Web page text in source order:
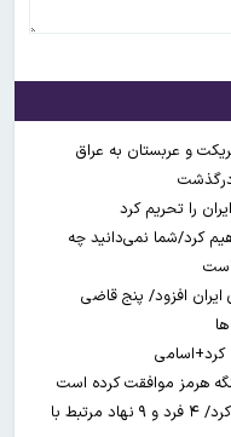
درگذشت
کرد/شما نمی‌دانید چه
ایران افزود/ پنج قاضی
هرمز موافقت کرده است
آمریکا تحریم‌های جدیدی علیه ایران اعمال کرد/ ۴ فرد و ۹ نهاد مرتبط با